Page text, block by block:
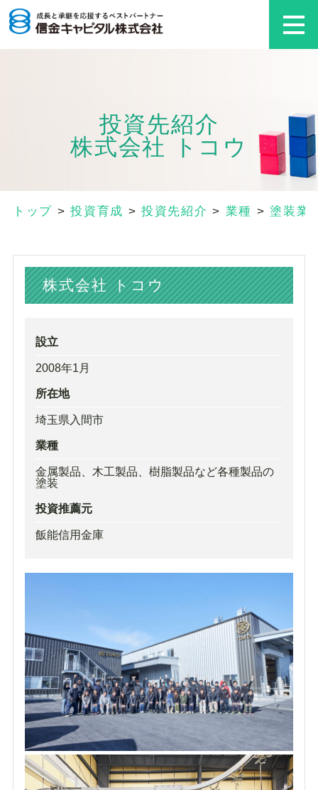
投資先紹介
株式会社 トコウ
トップ >投資育成 >投資先紹介 > 業種 >塗装業
株式会社 トコウ
設立
2008年1月
所在地
埼玉県入間市
業種
金属製品、木工製品、樹脂製品など各種製品の
塗装
投資推薦元
飯能信用金庫